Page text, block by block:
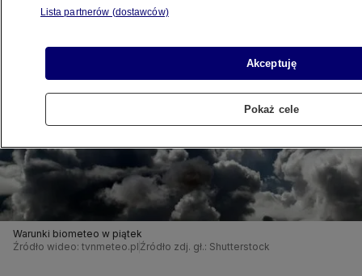
Warunki biometeo w piątek
Źródło wideo: tvnmeteo.pl Źródło zdj. gł.: Shutterstock
Lista partnerów (dostawców)
Akceptuję
Pokaż cele